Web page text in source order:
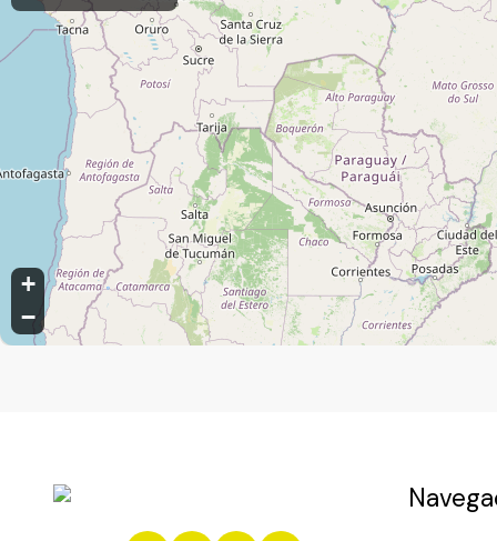
Medeiros, Jundiaí, São Paulo, Brasil
+
−